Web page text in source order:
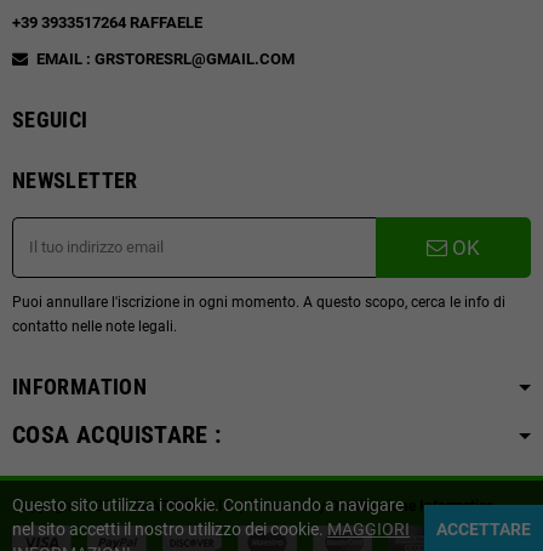
+39 3933517264 RAFFAELE
EMAIL : GRSTORESRL@GMAIL.COM
SEGUICI
NEWSLETTER
OK
Puoi annullare l'iscrizione in ogni momento. A questo scopo, cerca le info di
contatto nelle note legali.
INFORMATION
COSA ACQUISTARE :
Copyright © 2019SVAPOITALY.IT| Powered byDistribuzione Informatica
Questo sito utilizza i cookie. Continuando a navigare
nel sito accetti il nostro utilizzo dei cookie.MAGGIORI
ACCETTARE